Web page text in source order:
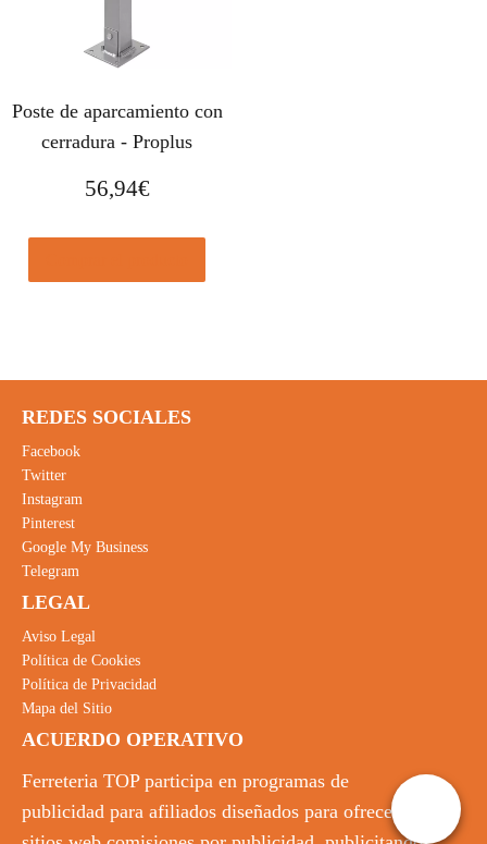
Poste de aparcamiento con
cerradura - Proplus
56,94€
REDES SOCIALES
Facebook
Twitter
Instagram
Pinterest
Google My Business
Telegram
LEGAL
Aviso Legal
Política de Cookies
Política de Privacidad
Mapa del Sitio
ACUERDO OPERATIVO
Ferreteria TOP participa en programas de
publicidad para afiliados diseñados para ofrecer a